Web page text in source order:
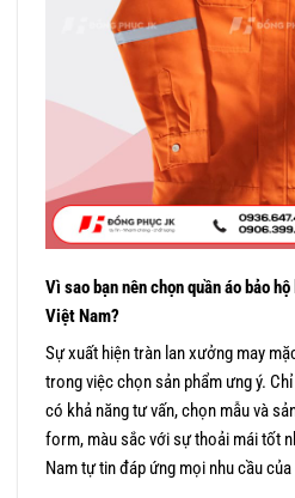
Vì sao bạn nên chọn quần áo bảo
Việt Nam?
Sự xuất hiện tràn lan xưởng may
trong việc chọn sản phẩm ưng ý.
có khả năng tư vấn, chọn mẫu và
form, màu sắc với sự thoải mái tốt
Nam tự tin đáp ứng mọi nhu cầu